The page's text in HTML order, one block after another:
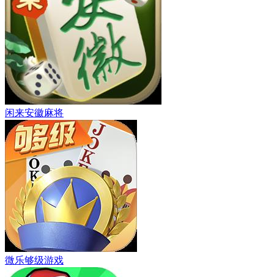
闲来安徽麻将
微乐够级游戏